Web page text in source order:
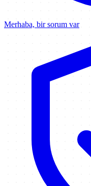
Merhaba, bir sorum var